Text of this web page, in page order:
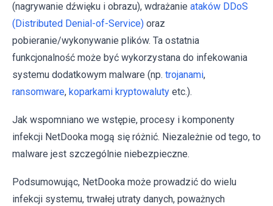
(nagrywanie dźwięku i obrazu), wdrażanie ataków DDoS
(Distributed Denial-of-Service) oraz
pobieranie/wykonywanie plików. Ta ostatnia
funkcjonalność może być wykorzystana do infekowania
systemu dodatkowym malware (np. trojanami,
ransomware, koparkami kryptowaluty etc.).
Jak wspomniano we wstępie, procesy i komponenty
infekcji NetDooka mogą się różnić. Niezależnie od tego, to
malware jest szczególnie niebezpieczne.
Podsumowując, NetDooka może prowadzić do wielu
infekcji systemu, trwałej utraty danych, poważnych